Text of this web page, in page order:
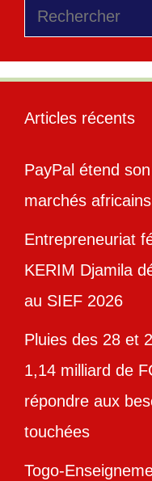
Rechercher
Articles récents
PayPal étend
marchés africains
Entrepreneuriat
KERIM Djamila
au SIEF 2026
Pluies des 28 et
1,14 milliard de
répondre aux
touchées
Togo-